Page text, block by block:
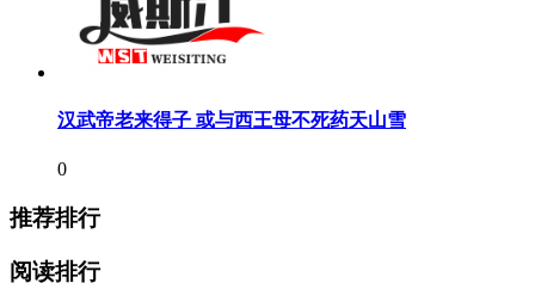
汉武帝老来得子 或与西王母不死药天山雪
0
推荐排行
阅读排行